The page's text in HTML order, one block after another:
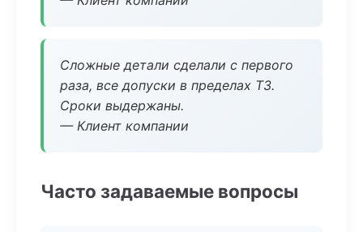
Сложные детали сделали с первого
раза, все допуски в пределах ТЗ.
Сроки выдержаны.
— Клиент компании
Часто задаваемые вопросы